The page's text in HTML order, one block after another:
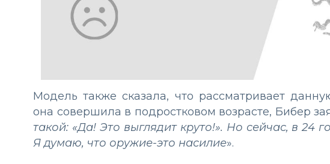
Модель также сказала, что рассматривает
она совершила в подростковом возрасте, Бибер
такой: «Да! Это выглядит круто!». Но сейчас, в 24
Я думаю, что оружие-это насилие».